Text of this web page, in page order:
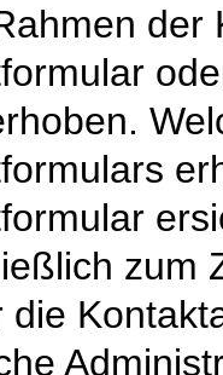
der
zum
die